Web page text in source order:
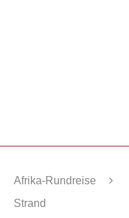
Afrika-Rundreise
Strand